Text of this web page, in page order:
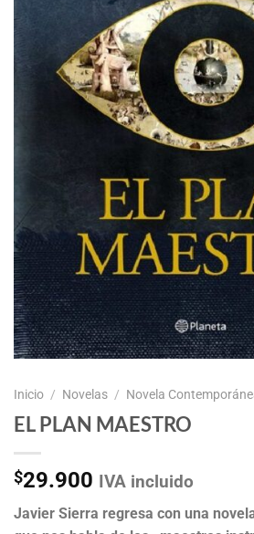
Inicio / Novelas / Novela
EL PLAN MAESTRO
$29.900 IVA incluido
Javier Sierra regresa con una